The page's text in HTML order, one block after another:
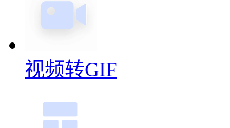
视频转GIF